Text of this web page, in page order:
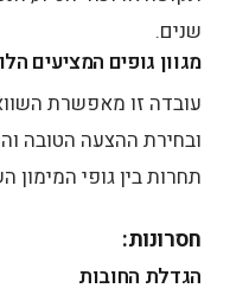
שנים.
מגוון גופים המציעים
עובדה זו מאפשרת
ובחירת ההצעה הטובה
תחרות בין גופי המימון
חסרונות:
הגדלת החובות